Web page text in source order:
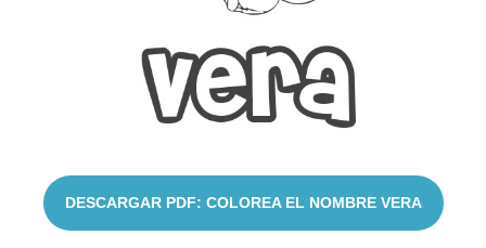
DESCARGAR PDF: COLOREA EL NOMBRE VERA